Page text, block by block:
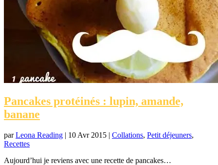
Pancakes protéinés : lupin, amande,
banane
parLeona Reading | 10 Avr 2015 | Collations, Petit déjeuners,
Recettes
Aujourd’hui je reviens avec une recette de pancakes…